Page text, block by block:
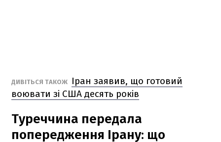
ДИВІТЬСЯ ТАКОЖ
Іран заявив, що готовий
воювати зі США десять років
Туреччина передала
попередження Ірану: що